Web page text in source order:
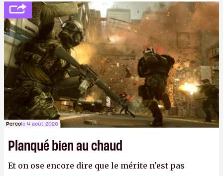
réductions de coûts drastiques, fermetures de
studios et licenciements massifs. En gros, essorer
FCetBattlefield, puis virer le reste.P.
Percole 4 août 2026
Planqué bien au chaud
Et on ose encore dire que le mérite n'est pas